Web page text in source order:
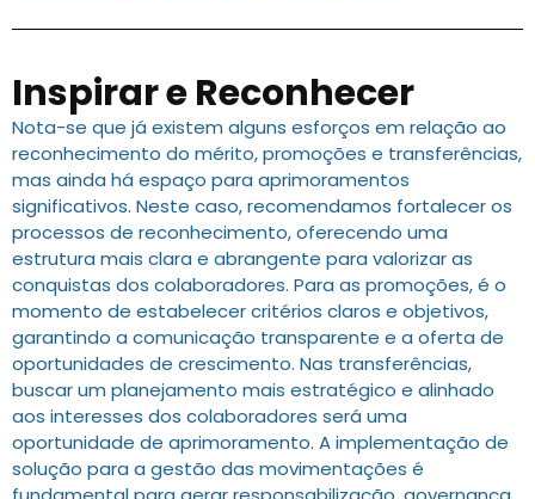
Inspirar e Reconhecer
Nota-se que já existem alguns esforços em relação ao
reconhecimento do mérito, promoções e transferências,
mas ainda há espaço para aprimoramentos
significativos. Neste caso, recomendamos fortalecer os
processos de reconhecimento, oferecendo uma
estrutura mais clara e abrangente para valorizar as
conquistas dos colaboradores. Para as promoções, é o
momento de estabelecer critérios claros e objetivos,
garantindo a comunicação transparente e a oferta de
oportunidades de crescimento. Nas transferências,
buscar um planejamento mais estratégico e alinhado
aos interesses dos colaboradores será uma
oportunidade de aprimoramento. A implementação de
solução para a gestão das movimentações é